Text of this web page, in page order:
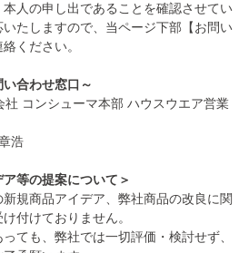
人の申し出であることを確認させてい
たしますので、当ページ下部【お問い
ください。
い合わせ窓口～
コンシューマ本部 ハウスウエア営業
浩
等の提案について＞
新規商品アイデア、弊社商品の改良に関
付けておりません。
ても、弊社では一切評価・検討せず、